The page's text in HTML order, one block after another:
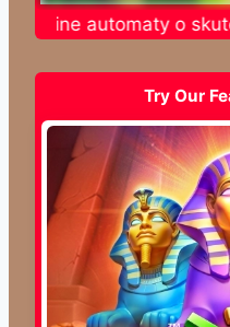
automaty o
Try Our